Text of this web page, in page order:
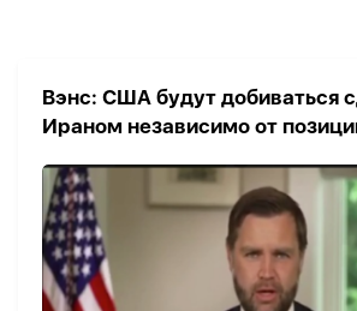
Вэнс: США будут добиваться
Ираном независимо от